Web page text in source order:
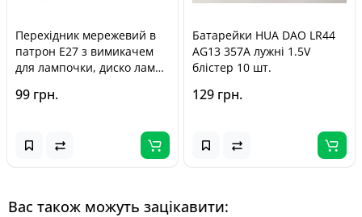
Перехідник мережевий в
патрон Е27 з вимикачем
для лампочки, диско лампи
99 грн.
Батарейки HUA DAO LR44
AG13 357A лужні 1.5V
блістер 10 шт.
129 грн.
Вас також можуть зацікавити: